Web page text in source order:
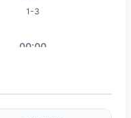
1-3
00:00